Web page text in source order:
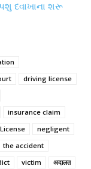
દવાખાના શરૂ
driving license
insurance claim
License
negligent
the accident
victim
अदालत